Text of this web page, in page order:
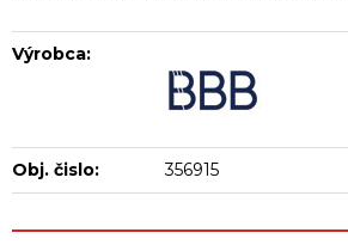
Výrobca:
Obj. čislo: 356915